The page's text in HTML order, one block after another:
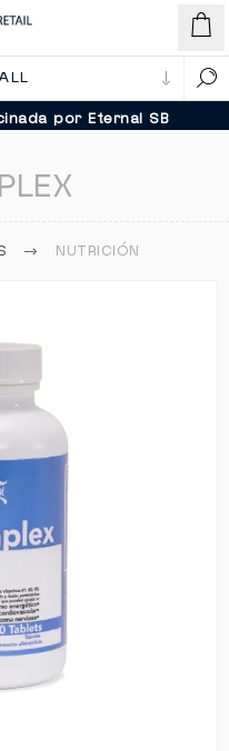
por Eternal SB
NUTRICIÓN